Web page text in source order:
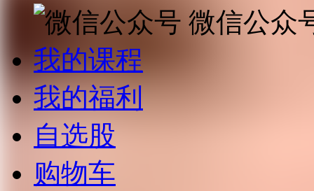
微信公众
我的课程
我的福利
自选股
购物车